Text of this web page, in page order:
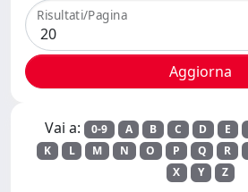
Risultati/Pagina
Vai a: 0-9 A B C D E
K
L M N O P Q R
X
Y Z